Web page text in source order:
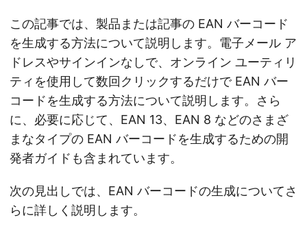
この記事では、製品または記事の EAN バーコード
を生成する方法について説明します。電子メール ア
ドレスやサインインなしで、オンライン ユーティリ
ティを使用して数回クリックするだけで EAN バー
コードを生成する方法について説明します。さら
に、必要に応じて、EAN 13、EAN 8 などのさまざ
まなタイプの EAN バーコードを生成するための開
発者ガイドも含まれています。
次の見出しでは、EAN バーコードの生成についてさ
らに詳しく説明します。